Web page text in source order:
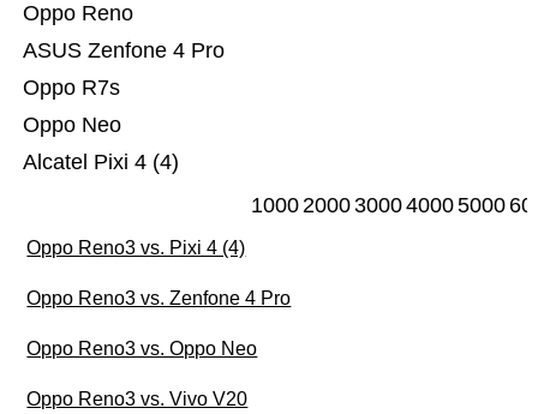
Alcatel Pixi 4 (4)
Oppo Neo
Oppo R7s
ASUS Zenfone 4 Pro
Oppo Reno
10002000300040005000
Oppo Reno3 vs. Pixi 4 (4)
Oppo Reno3 vs. Zenfone 4 Pro
Oppo Reno3 vs. Oppo Neo
Oppo Reno3 vs. Vivo V20